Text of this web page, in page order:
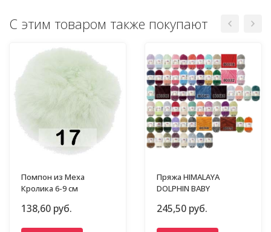
С этим товаром также покупают
Помпон из Меха
Кролика 6-9 см
138,60 руб.
Пряжа HIMALAYA
DOLPHIN BABY
245,50 руб.